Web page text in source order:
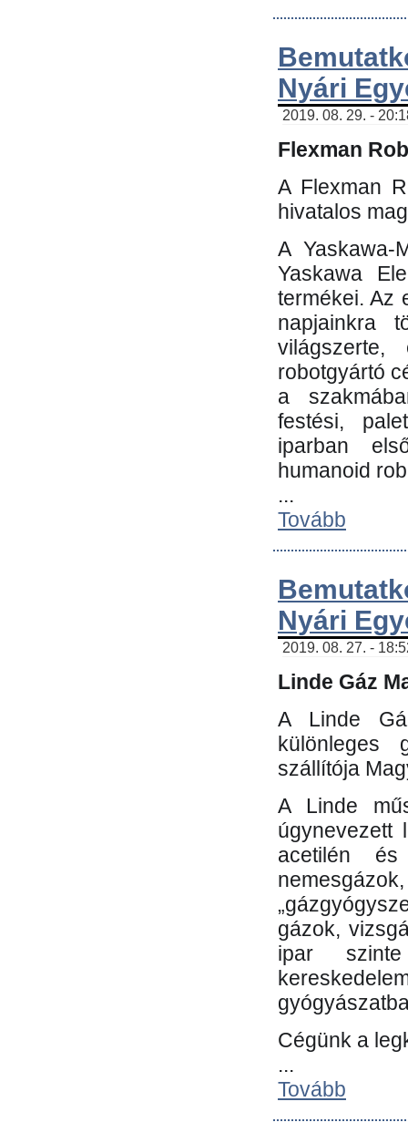
Nyári
2019. 08. 29. -
Flexman
A Flexman
hivatalos
A Yaskawa-
Yaskawa
termékei. Az
napjainkra
robotgyártó
a
festési,
iparban
humanoid
...
Tovább
Nyári
2019. 08. 27. -
Linde Gáz
A Linde
különleges
szállítója
A Linde
úgynevezett
acetilén és
gázok,
ipar
Cégünk a
...
Tovább